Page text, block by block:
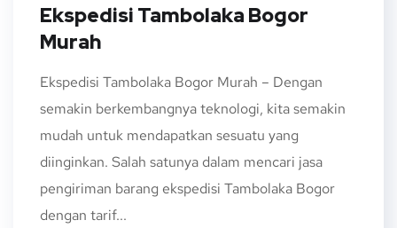
Ekspedisi Tambolaka Bogor
Murah
Ekspedisi Tambolaka Bogor Murah – Dengan
semakin berkembangnya teknologi, kita semakin
mudah untuk mendapatkan sesuatu yang
diinginkan. Salah satunya dalam mencari jasa
pengiriman barang ekspedisi Tambolaka Bogor
dengan tarif...